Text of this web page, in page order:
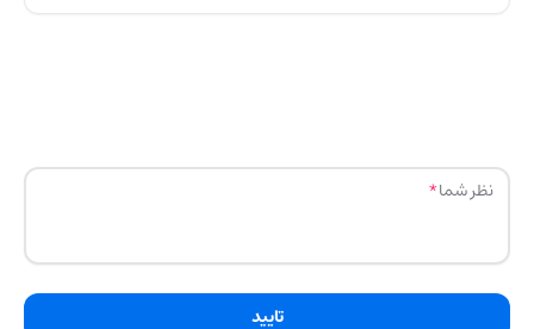
نظر شما
تایید